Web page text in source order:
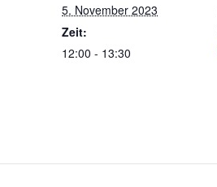
5. November 2023
Zeit:
12:00 - 13:30